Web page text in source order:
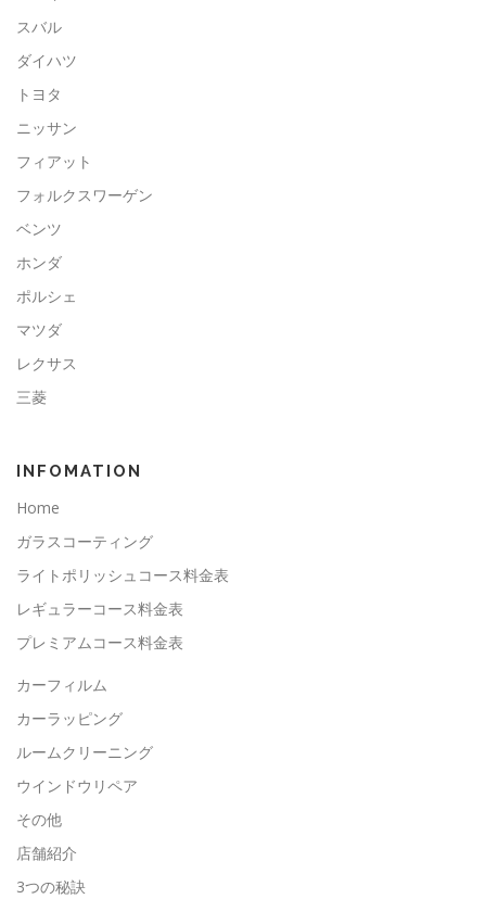
スバル
ダイハツ
トヨタ
ニッサン
フィアット
フォルクスワーゲン
ベンツ
ホンダ
ポルシェ
マツダ
レクサス
三菱
INFOMATION
Home
ガラスコーティング
ライトポリッシュコース料金表
レギュラーコース料金表
プレミアムコース料金表
カーフィルム
カーラッピング
ルームクリーニング
ウインドウリペア
その他
店舗紹介
3つの秘訣